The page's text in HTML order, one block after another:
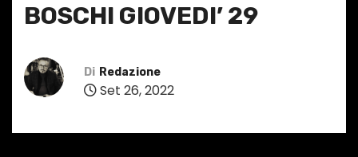
BOSCHI GIOVEDI’ 29
Di Redazione
Set 26, 2022